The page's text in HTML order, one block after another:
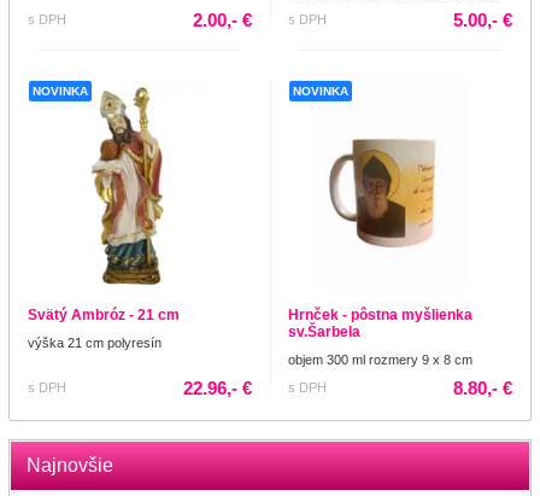
s DPH 2.00,- €
s DPH
5.00,- €
NOVINKA
Svätý Ambróz - 21 cm
výška 21 cm polyresín
s DPH 22.96,- €
NOVINKA
Hrnček - pôstna myšlienka
sv.Šarbela
objem 300 ml rozmery 9 x 8 cm
s DPH
8.80,- €
Najnovšie